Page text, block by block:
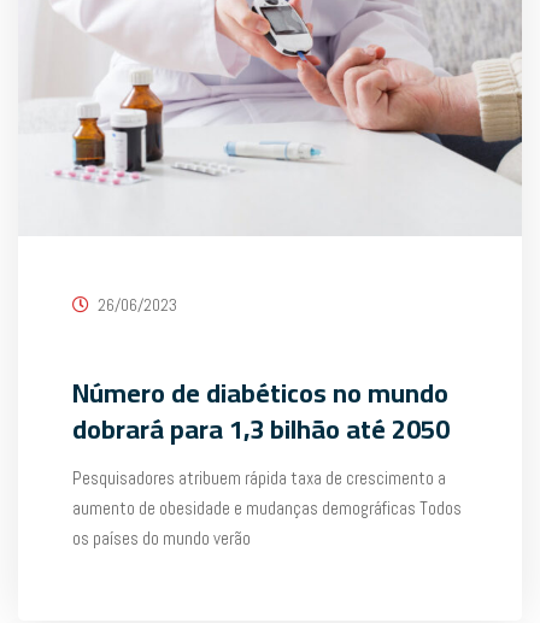
26/06/2023
Número de diabéticos no mundo
dobrará para 1,3 bilhão até 2050
Pesquisadores atribuem rápida taxa de crescimento a
aumento de obesidade e mudanças demográficas Todos
os países do mundo verão